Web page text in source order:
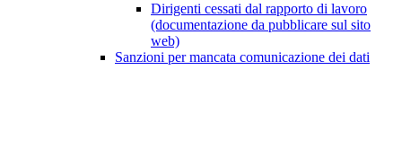
Dirigenti cessati dal rapporto di lavoro
(documentazione da pubblicare sul sito
web)
Sanzioni per mancata comunicazione dei dati